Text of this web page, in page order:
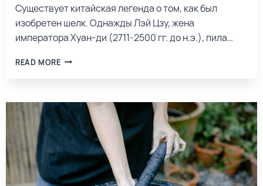
Существует китайская легенда о том, как был
изобретен шелк. Однажды Лэй Цзу, жена
императора Хуан-ди (2711-2500 гг. до н.э.), пила…
READ MORE